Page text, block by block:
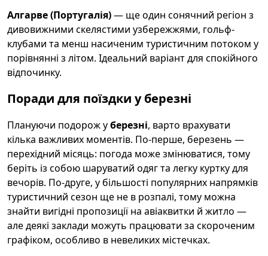
Алгарве (Португалія)— ще один сонячний регіон з
дивовижними скелястими узбережжями, гольф-
клубами та менш насиченим туристичним потоком у
порівнянні з літом. Ідеальний варіант для спокійного
відпочинку.
Поради для поїздки у березні
Плануючи подорож уберезні, варто врахувати
кілька важливих моментів. По-перше, березень —
перехідний місяць: погода може змінюватися, тому
беріть із собою шаруватий одяг та легку куртку для
вечорів. По-друге, у більшості популярних напрямків
туристичний сезон ще не в розпалі, тому можна
знайти вигідні пропозиції на авіаквитки й житло —
але деякі заклади можуть працювати за скороченим
графіком, особливо в невеликих містечках.